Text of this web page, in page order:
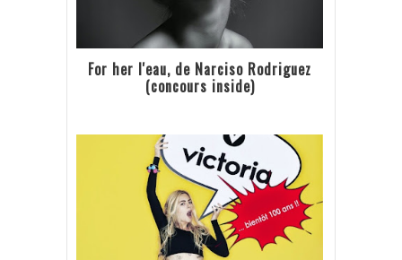
For her l'eau, de Narciso Rodriguez
(concours inside)